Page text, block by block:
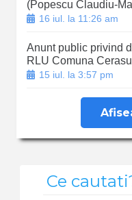
(Popescu Claudiu-
16 iul. la 11:26 am
Anunt public privind
RLU Comuna
15 iul. la 3:57 pm
Ce